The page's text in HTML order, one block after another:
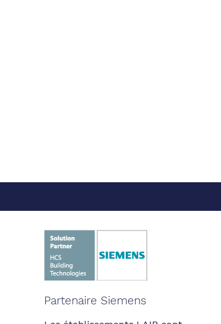
Partenaire Siemens